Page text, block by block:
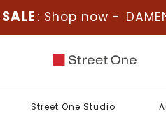
: Shop now -
Street One Studio